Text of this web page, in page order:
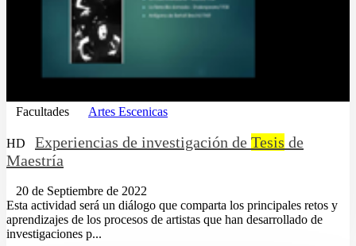
Facultades Artes Escenicas
HD Experiencias de investigación de Tesis de
Maestría
20 de Septiembre de 2022
Esta actividad será un diálogo que comparta los principales retos y
aprendizajes de los procesos de artistas que han desarrollado de
investigaciones p...